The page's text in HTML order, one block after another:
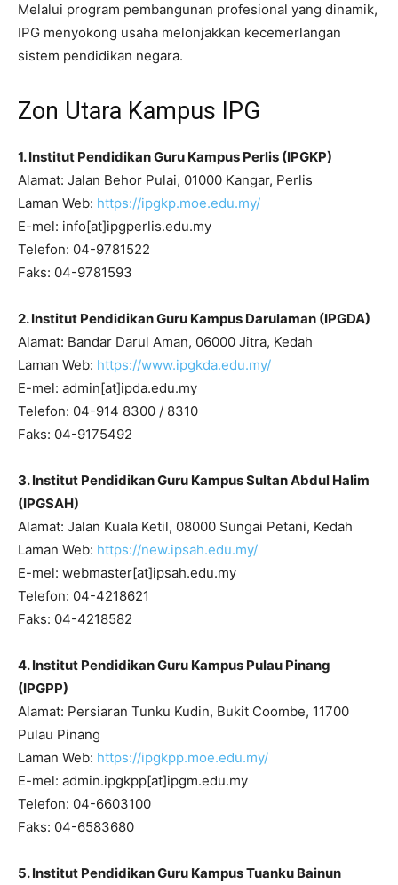
Melalui program pembangunan profesional yang dinamik,
IPG menyokong usaha melonjakkan kecemerlangan
sistem pendidikan negara.
Zon Utara Kampus IPG
1. Institut Pendidikan Guru Kampus Perlis (IPGKP)
Alamat: Jalan Behor Pulai, 01000 Kangar, Perlis
Laman Web: https://ipgkp.moe.edu.my/
E-mel: info[at]ipgperlis.edu.my
Telefon: 04-9781522
Faks: 04-9781593
2. Institut Pendidikan Guru Kampus Darulaman (IPGDA)
Alamat: Bandar Darul Aman, 06000 Jitra, Kedah
Laman Web: https://www.ipgkda.edu.my/
E-mel: admin[at]ipda.edu.my
Telefon: 04-914 8300 / 8310
Faks: 04-9175492
3. Institut Pendidikan Guru Kampus Sultan Abdul Halim
(IPGSAH)
Alamat: Jalan Kuala Ketil, 08000 Sungai Petani, Kedah
Laman Web: https://new.ipsah.edu.my/
E-mel: webmaster[at]ipsah.edu.my
Telefon: 04-4218621
Faks: 04-4218582
4. Institut Pendidikan Guru Kampus Pulau Pinang
(IPGPP)
Alamat: Persiaran Tunku Kudin, Bukit Coombe, 11700
Pulau Pinang
Laman Web: https://ipgkpp.moe.edu.my/
E-mel: admin.ipgkpp[at]ipgm.edu.my
Telefon: 04-6603100
Faks: 04-6583680
5. Institut Pendidikan Guru Kampus Tuanku Bainun